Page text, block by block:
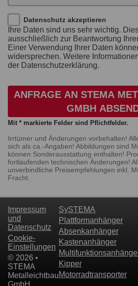
Datenschutz akzeptieren
Ihre Daten sind uns sehr wichtig.
ausschließlich zur Beantwortung
Einer Verwendung Ihrer Daten
widersprechen. Weitere
der Datenschutzerklärung.
ANFRAGE AN STEMA
GMBH
Mit * markierte Felder sind Pflichtfelder.
Irrtümer und Änderungen vorbehalten!
sich als ca.-Angaben! Abbildungen sind
können Sonderausstattung enthalten!
fortlaufenden technischen Änderungen!
unverbindliche Preisempfehlungen inkl.
Fracht.
Impressum
und
Datenschutz
Cookie-
Einstellungen
© 2026 •
STEMA
Metalleichtbau
GmbH
SySTEMA
Plattformanhänger
Absenkanhänger
Kastenanhänger
Kipper
Motorradtransporter